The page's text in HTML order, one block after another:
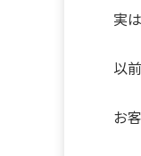
実
以
お